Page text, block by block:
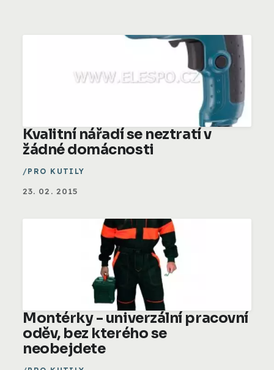
Kvalitní nářadí se neztratí v
žádné domácnosti
PRO KUTILY
23. 02. 2015
Montérky - univerzální pracovní
oděv, bez kterého se
neobejdete